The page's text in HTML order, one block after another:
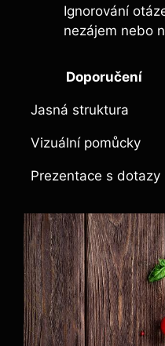
Ignorování
nezájem nebo
Doporučení
Jasná struktura
Vizuální pomůcky
Prezentace s dotazy